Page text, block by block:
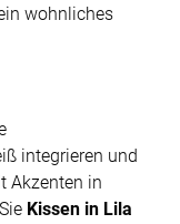
wohnliches
integrieren und
Akzenten in
Kissen in Lila